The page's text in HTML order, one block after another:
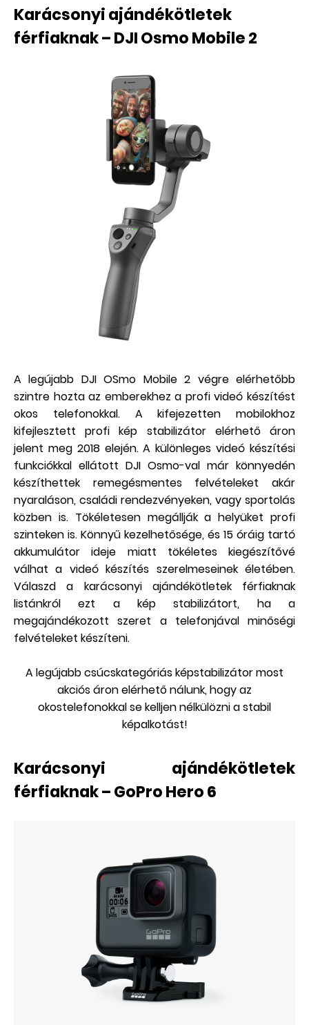
Karácsonyi ajándékötletek
férfiaknak – DJI Osmo Mobile 2
A legújabb DJI OSmo Mobile 2 végre elérhetőbb
szintre hozta az emberekhez a profi videó készítést
okos telefonokkal. A kifejezetten mobilokhoz
kifejlesztett profi kép stabilizátor elérhető áron
jelent meg 2018 elején. A különleges videó készítési
funkciókkal ellátott DJI Osmo-val már könnyedén
készíthettek remegésmentes felvételeket akár
nyaraláson, családi rendezvényeken, vagy sportolás
közben is. Tökéletesen megállják a helyüket profi
szinteken is. Könnyű kezelhetősége, és 15 óráig tartó
akkumulátor ideje miatt tökéletes kiegészítővé
válhat a videó készítés szerelmeseinek életében.
Válaszd a karácsonyi ajándékötletek férfiaknak
listánkról ezt a kép stabilizátort, ha a
megajándékozott szeret a telefonjával minőségi
felvételeket készíteni.
A legújabb csúcskategóriás képstabilizátor most
akciós áron elérhető nálunk, hogy az
okostelefonokkal se kelljen nélkülözni a stabil
képalkotást!
Karácsonyi ajándékötletek
férfiaknak – GoPro Hero 6